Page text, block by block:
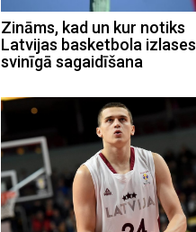
Zināms, kad un kur notiks
Latvijas basketbola izlases
svinīgā sagaidīšana